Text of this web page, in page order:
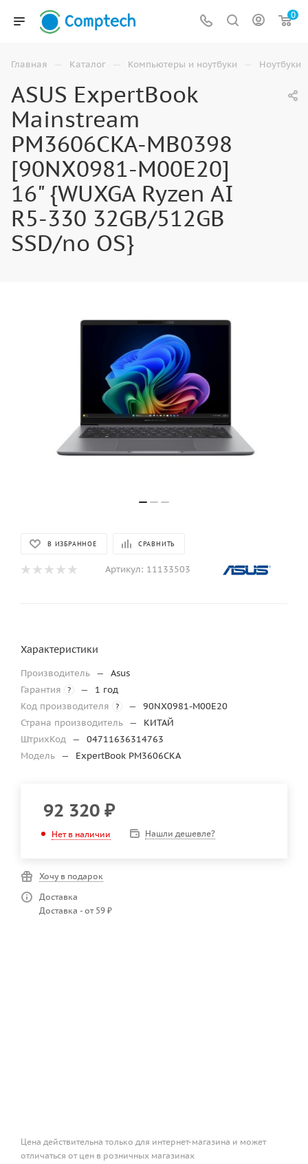
0
Главная — Каталог — Компьютеры и ноутбуки — Ноутбуки
ASUS ExpertBook
Mainstream
PM3606CKA-MB0398
[90NX0981-M00E20]
16" {WUXGA Ryzen AI
R5-330 32GB/512GB
SSD/no OS}
В ИЗБРАННОЕ СРАВНИТЬ
Артикул: 11133503
Характеристики
Производитель —
Asus
Гарантия
? —
1 год
Код производителя
? —
90NX0981-M00E20
Страна производитель —
КИТАЙ
ШтрихКод —
04711636314763
Модель — ExpertBook PM3606CKA
92 320 ₽
Нет в наличии Нашли дешевле?
Хочу в подарок
Доставка
Доставка - от 59 ₽
Цена действительна только для интернет-магазина и может
отличаться от цен в розничных магазинах